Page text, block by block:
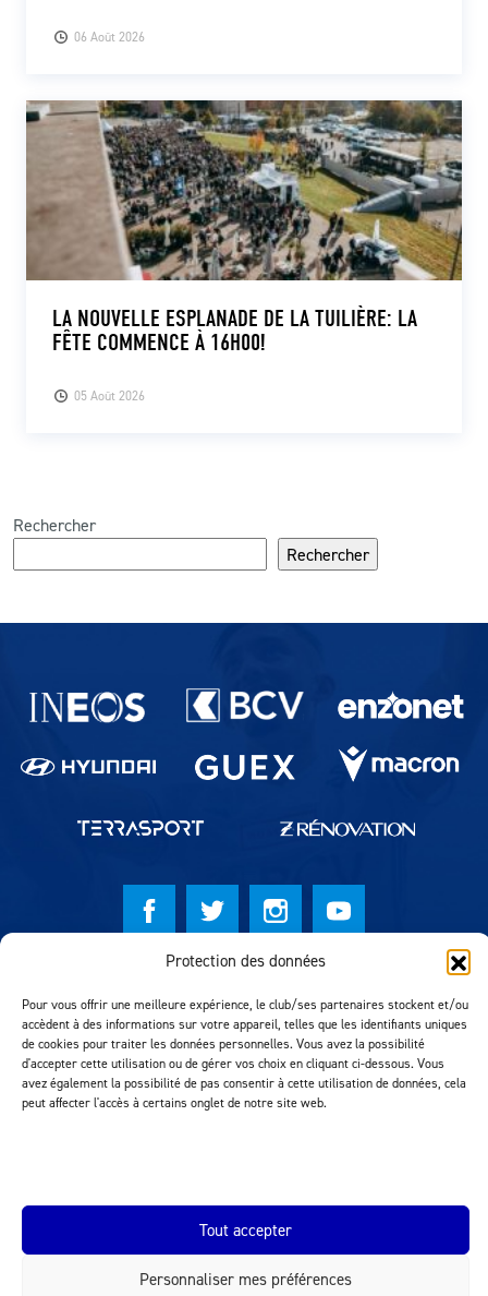
Protection des données
Pour vous offrir une meilleure expérience, le club/ses partenaires stockent et/ou
accèdent à des informations sur votre appareil, telles que les identifiants uniques
de cookies pour traiter les données personnelles. Vous avez la possibilité
d'accepter cette utilisation ou de gérer vos choix en cliquant ci-dessous. Vous
avez également la possibilité de pas consentir à cette utilisation de données, cela
peut affecter l'accès à certains onglet de notre site web.
Tout accepter
Personnaliser mes préférences
06 Août 2026
05 Août 2026
LA NOUVELLE ESPLANADE DE LA TUILIÈRE: LA
FÊTE COMMENCE À 16H00!
Rechercher
Rechercher
Partenaires du lausanne-Sport
© Lausanne Sport Football Club 2026
Réalisation MTM Agency